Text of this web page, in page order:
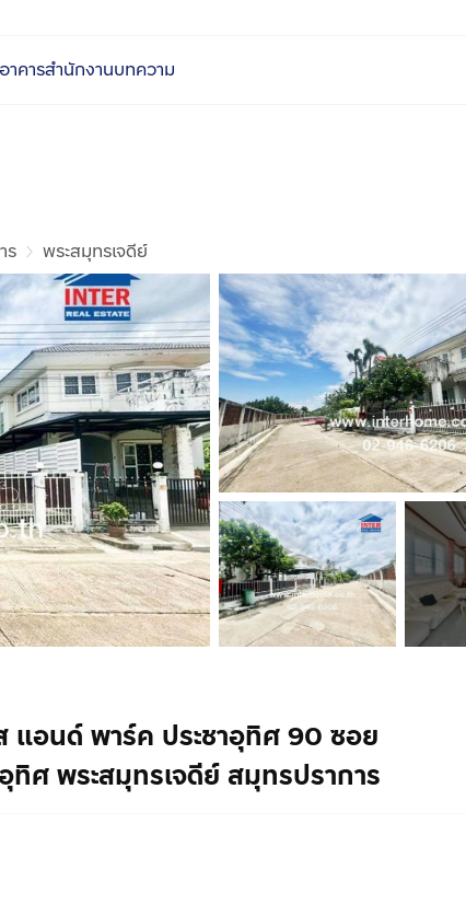
อาคารสำนักงานบทความ
ร พระสมุทรเจดีย์
แอนด์ พาร์ค ประชาอุทิศ 90 ซอย
ศ พระสมุทรเจดีย์ สมุทรปราการ